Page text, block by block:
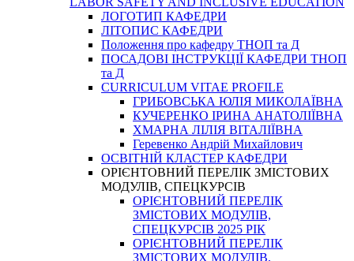
ЛОГОТИП КАФЕДРИ
ЛІТОПИС КАФЕДРИ
Положення про кафедру ТНОП та Д
ПОСАДОВІ ІНСТРУКЦІЇ КАФЕДРИ ТНОП
та Д
CURRICULUM VITAE PROFILE
ГРИБОВСЬКА ЮЛІЯ МИКОЛАЇВНА
КУЧЕРЕНКО ІРИНА АНАТОЛІЇВНА
ХМАРНА ЛІЛІЯ ВІТАЛІЇВНА
Геревенко Андрій Михайлович
ОСВІТНІЙ КЛАСТЕР КАФЕДРИ
ОРІЄНТОВНИЙ ПЕРЕЛІК ЗМІСТОВИХ
МОДУЛІВ, СПЕЦКУРСІВ
ОРІЄНТОВНИЙ ПЕРЕЛІК
ЗМІСТОВИХ МОДУЛІВ,
СПЕЦКУРСІВ 2025 РІК
ОРІЄНТОВНИЙ ПЕРЕЛІК
ЗМІСТОВИХ МОДУЛІВ,